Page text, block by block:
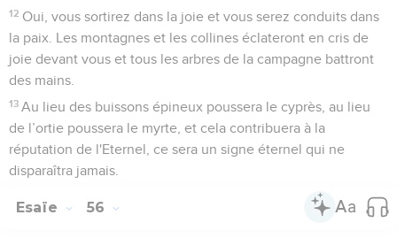
12 Oui, vous sortirez dans la joie et vous serez conduits dans
la paix. Les montagnes et les collines éclateront en cris de
joie devant vous et tous les arbres de la campagne battront
des mains.
13 Au lieu des buissons épineux poussera le cyprès, au lieu
de l’ortie poussera le myrte, et cela contribuera à la
réputation de l'Eternel, ce sera un signe éternel qui ne
disparaîtra jamais.
Esaïe 56